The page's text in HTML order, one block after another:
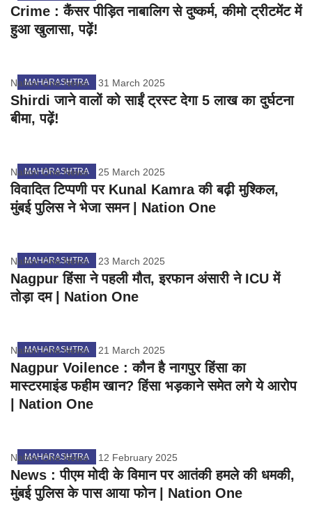
Crime : कैंसर पीड़ित नाबालिग से दुष्कर्म, कीमो ट्रीटमेंट में
हुआ खुलासा, पढ़ें!
MAHARASHTRA
Nation One News 31 March 2025
Shirdi जाने वालों को साईं ट्रस्ट देगा 5 लाख का दुर्घटना
बीमा, पढ़ें!
MAHARASHTRA
Nation One News 25 March 2025
विवादित टिप्पणी पर Kunal Kamra की बढ़ी मुश्किल,
मुंबई पुलिस ने भेजा समन | Nation One
MAHARASHTRA
Nation One News 23 March 2025
Nagpur हिंसा ने पहली मौत, इरफान अंसारी ने ICU में
तोड़ा दम | Nation One
MAHARASHTRA
Nation One News 21 March 2025
Nagpur Voilence : कौन है नागपुर हिंसा का
मास्टरमाइंड फहीम खान? हिंसा भड़काने समेत लगे ये आरोप
| Nation One
MAHARASHTRA
Nation One News 12 February 2025
News : पीएम मोदी के विमान पर आतंकी हमले की धमकी,
मुंबई पुलिस के पास आया फोन | Nation One